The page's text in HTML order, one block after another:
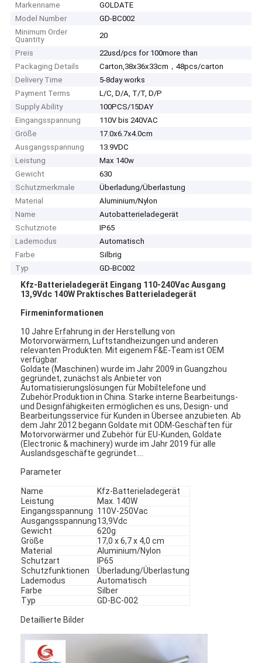
Markenname
GOLDATE
Model Number
GD-BC002
Minimum Order
Quantity
20
Preis
22usd/pcs for 100more than
Packaging Details
Carton,38x36x33cm，48pcs/carton
Delivery Time
5-8day works
Payment Terms
L/C, D/A, T/T, D/P
Supply Ability
100PCS/15DAY
Eingangsspannung
110V bis 240VAC
Größe
17.0x6.7x4.0cm
Ausgangsspannung
13.9VDC
Leistung
Max 140w
Gewicht
630
Schutzmerkmale
Überladung/Überlastung
Material
Aluminium/Nylon
Name
Autobatterieladegerät
Schutznote
IP65
Lademodus
Automatisch
Farbe
Silbrig
Typ
GD-BC002
Kfz-Batterieladegerät Eingang 110-240Vac Ausgang
13,9Vdc 140W Praktisches Batterieladegerät
Firmeninformationen
10 Jahre Erfahrung in der Herstellung von
Motorvorwärmern, Luftstandheizungen und anderen
relevanten Produkten. Mit eigenem F&E-Team ist OEM
verfügbar.
Goldate (Maschinen) wurde im Jahr 2009 in Guangzhou
gegründet, zunächst als Anbieter von
Automatisierungslösungen für Mobiltelefone und
Zubehör.Produktion in China. Starke interne Bearbeitungs-
und Designfähigkeiten ermöglichen es uns, Design- und
Bearbeitungsservice für Kunden in Übersee anzubieten. Ab
dem Jahr 2012 begann Goldate mit ODM-Geschäften für
Motorvorwärmer und Zubehör für EU-Kunden, Goldate
(Electronic & machinery) wurde im Jahr 2019 für alle
Auslandsgeschäfte gegründet....
Parameter
Name
Kfz-Batterieladegerät
Leistung
Max. 140W
Eingangsspannung 110V-250Vac
Ausgangsspannung13,9Vdc
Gewicht
620g
Größe
17,0 x 6,7 x 4,0 cm
Material
Aluminium/Nylon
Schutzart
IP65
Schutzfunktionen
Überladung/Überlastung
Lademodus
Automatisch
Farbe
Silber
Typ
GD-BC-002
Detaillierte Bilder